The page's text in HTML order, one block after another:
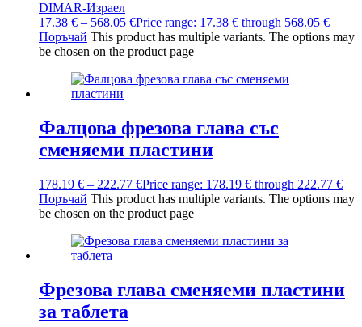
DIMAR-Израел
17.38 € – 568.05 €Price range: 17.38 € through 568.05 €
Поръчай This product has multiple variants. The options may
be chosen on the product page
Фалцова фрезова глава със
сменяеми пластини
178.19 € – 222.77 €Price range: 178.19 € through 222.77 €
Поръчай This product has multiple variants. The options may
be chosen on the product page
Фрезова глава сменяеми пластини
за таблета